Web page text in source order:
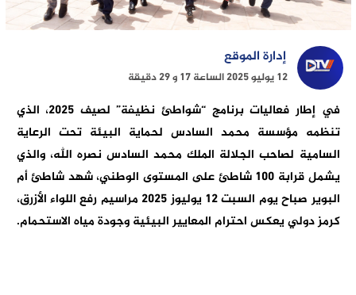
إدارة الموقع
12 يوليو 2025 الساعة 17 و 29 دقيقة
في إطار فعاليات برنامج “شواطئ نظيفة” لصيف 2025، الذي
تنظمه مؤسسة محمد السادس لحماية البيئة تحت الرعاية
السامية لصاحب الجلالة الملك محمد السادس نصره الله، والذي
يشمل قرابة 100 شاطئ على المستوى الوطني، شهد شاطئ أم
البوير صباح يوم السبت 12 يوليوز 2025 مراسيم رفع اللواء الأزرق،
كرمز دولي يعكس احترام المعايير البيئية وجودة مياه الاستحمام.